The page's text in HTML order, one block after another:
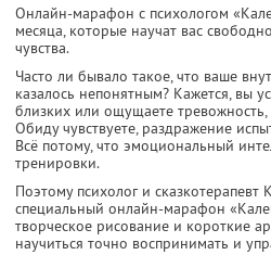
Онлайн-марафон с психологом
месяца, которые научат вас
чувства.
Часто ли бывало такое, что ваше
казалось непонятным? Кажется, вы
близких или ощущаете
Обиду чувствуете, раздражение
Всё потому, что эмоциональный
тренировки.
Поэтому психолог и сказкотерапевт
специальный онлайн-марафон
творческое рисование и короткие
научиться точно воспринимать и